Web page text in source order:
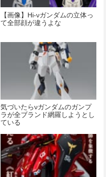
【画像】Hi-νガンダムの立体っ
て全部顔が違うよな
気づいたらνガンダムのガンプ
ラが全ブランド網羅しようとし
ている